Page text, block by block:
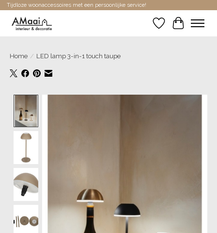
Tijdloze woonaccessoires met een persoonlijke service!
Verlanglijst
Home / LED lamp 3-in-1 touch taupe